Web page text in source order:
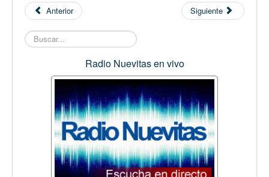
Anterior Siguiente
Buscar...
Radio Nuevitas en vivo